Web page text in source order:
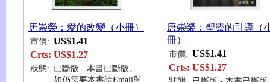
唐崇榮：愛的改變（小冊）
市價: US$1.41
Crts: US$1.27
狀態: 已斷版 - 本書已斷版。
如仍需要本書請Email與
唐崇榮：聖靈的引導（
冊）
市價: US$1.41
Crts: US$1.27